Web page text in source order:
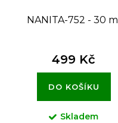
NANITA-752 - 30 ml
499 Kč
DO KOŠÍKU
Skladem